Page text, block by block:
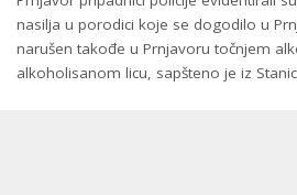
nasilja u porodici koje se dogodilo u
narušen takođe u Prnjavoru točnjem
alkoholisanom licu, sapšteno je iz